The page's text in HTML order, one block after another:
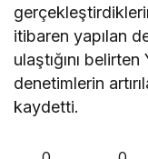
itibaren yapılan
ulaştığını
denetimlerin
kaydetti.